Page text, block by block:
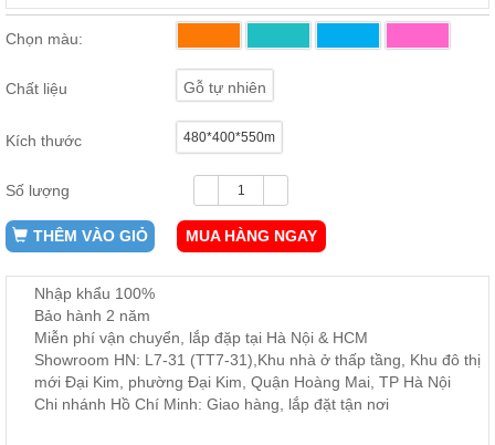
Nội
Thất
Ăn
ghế
bếp
Nội
Thất
Ban
Công,
Vườn
Chọn màu:
Chất liệu Gỗ tự nhiên
Kích thước 480*400*550m
Số lượng
THÊM VÀO GIỎ MUA HÀNG NGAY
Nhập khẩu 100%
Bảo hành 2 năm
Miễn phí vận chuyển, lắp đặp tại Hà Nội & HCM
Showroom HN: L7-31 (TT7-31),Khu nhà ở thấp tầng, Khu đô thị
mới Đại Kim, phường Đại Kim, Quận Hoàng Mai, TP Hà Nội
Chi nhánh Hồ Chí Minh: Giao hàng, lắp đặt tận nơi